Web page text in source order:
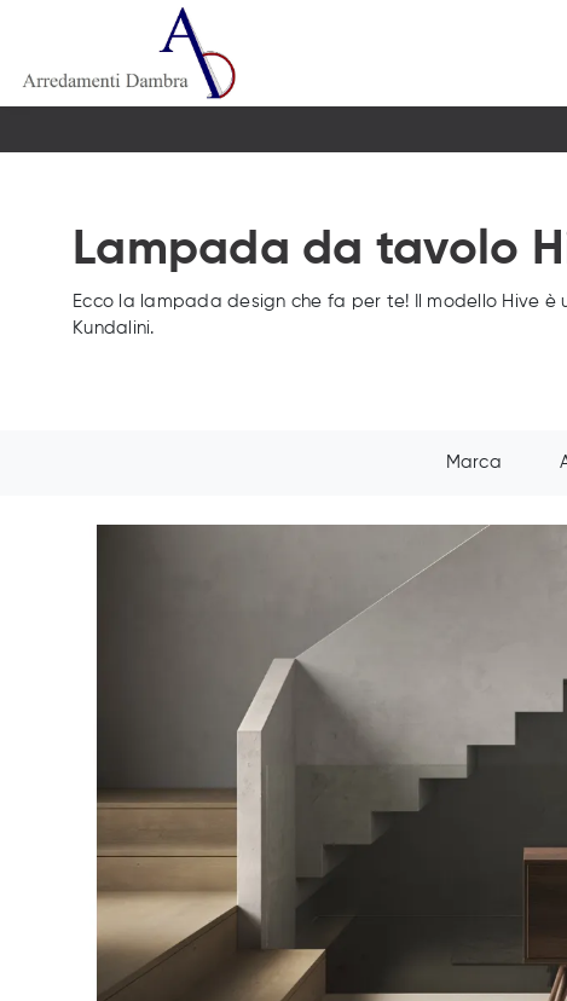
Lampada da tavolo
Ecco la lampada design che fa per te! Il modello Hive
Kundalini.
Marca